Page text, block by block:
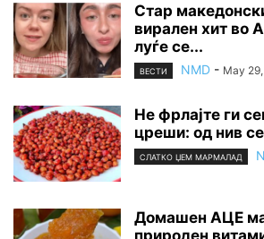
Стар
вирален хит во
луѓе се...
ВЕСТИ NMD - May
Не фрлајте ги
цреши: од нив
СЛАТКО ЏЕМ МАРМАЛАД
Домашен АЦЕ
природен